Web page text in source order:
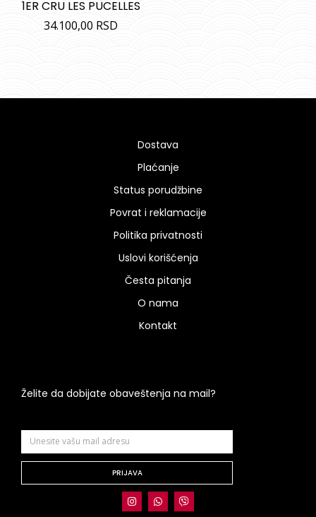
1ER CRU LES PUCELLES
34.100,00 RSD
Dostava
Plaćanje
Status porudžbine
Povrat i reklamacije
Politika privatnosti
Uslovi korišćenja
Česta pitanja
O nama
Kontakt
Želite da dobijate obaveštenja na mail?
PRIJAVA